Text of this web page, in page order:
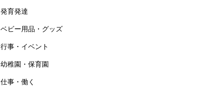
発育発達
ベビー用品・グッズ
行事・イベント
幼稚園・保育園
仕事・働く